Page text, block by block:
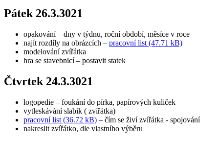
Pátek 26.3.3021
opakování – dny v týdnu, roční období, měsíce v roce
najít rozdíly na obrázcích – pracovní list (47.71 kB)
modelování zvířátka
hra se stavebnicí – postavit statek
Čtvrtek 24.3.3021
logopedie – foukání do pírka, papírových kuliček
vytleskávání slabik ( zvířátka)
pracovní list (36.72 kB) – čím se živí zvířátka - spojování
nakreslit zvířátko, dle vlastního výběru